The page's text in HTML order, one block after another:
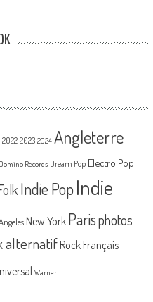
2022 2023 2024 Angleterre
Domino Records Dream Pop Electro Pop
Indie PopIndie
New York Parisphotos
alternatif Rock Français
Warner